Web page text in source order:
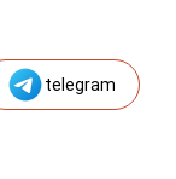
telegram